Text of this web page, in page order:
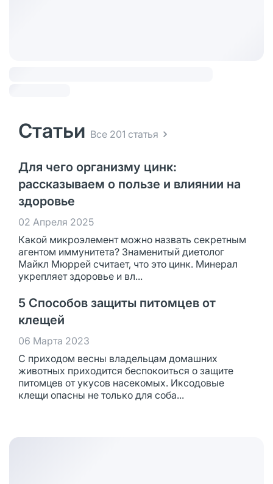
Статьи Все 201 статья
Для чего организму цинк:
рассказываем о пользе и влиянии на
здоровье
02 Апреля 2025
Какой микроэлемент можно назвать секретным
агентом иммунитета? Знаменитый диетолог
Майкл Мюррей считает, что это цинк. Минерал
укрепляет здоровье и вл...
5 Способов защиты питомцев от
клещей
06 Марта 2023
С приходом весны владельцам домашних
животных приходится беспокоиться о защите
питомцев от укусов насекомых. Иксодовые
клещи опасны не только для соба...